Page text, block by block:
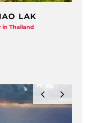
LAK
in Thailand